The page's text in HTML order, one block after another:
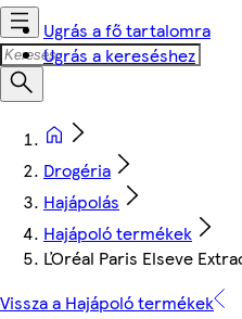
Ugrás a fő tartalomra
Ugrás a kereséshez
Drogéria
Hajápolás
Hajápoló termékek
ĽOréal Paris Elseve
Vissza a Hajápoló termékek